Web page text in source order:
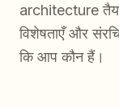
architecture
विशेषताएँ और
कि आप कौन हैं।